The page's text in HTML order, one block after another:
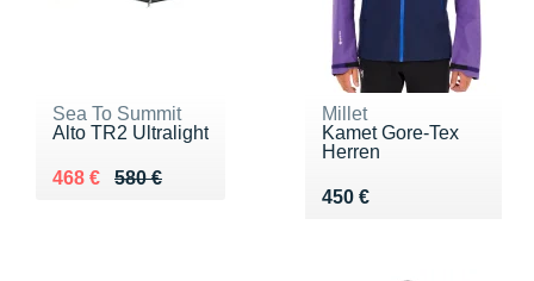
Sea To Summit
Alto TR2 Ultralight
580 €
Au lieu de 580 €
468 €
Vendu 468 €
Millet
Kamet Gore-Tex
Herren
450 €
Vendu 450 €